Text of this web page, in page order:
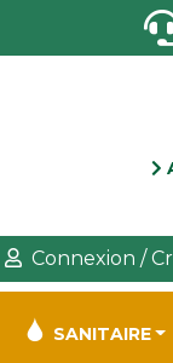
Connexion /
SANITAIRE